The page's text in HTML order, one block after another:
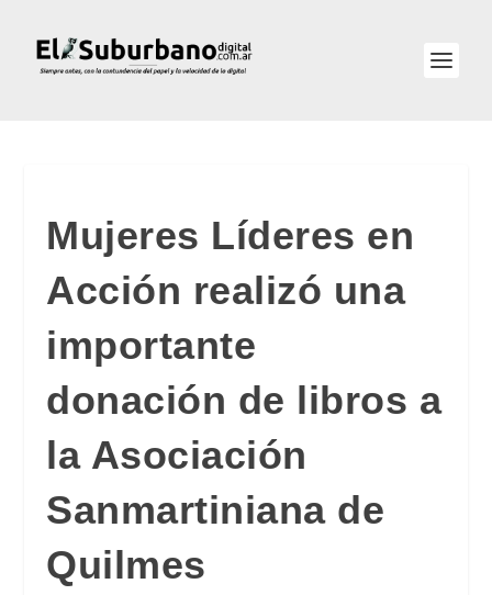
Mujeres Líderes en
Acción realizó una
importante
donación de libros a
la Asociación
Sanmartiniana de
Quilmes